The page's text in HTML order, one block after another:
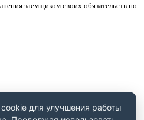
заемщиком своих обязательств по
для улучшения работы